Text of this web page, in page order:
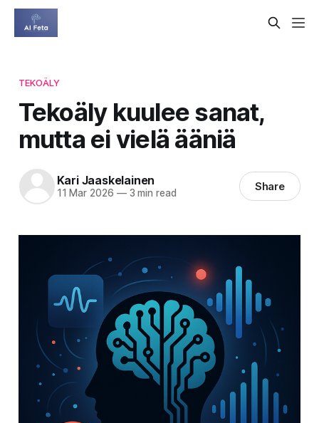
TEKOÄLY
Tekoäly kuulee sanat,
mutta ei vielä ääniä
Kari Jaaskelainen
11 Mar 2026 —3 min read Share